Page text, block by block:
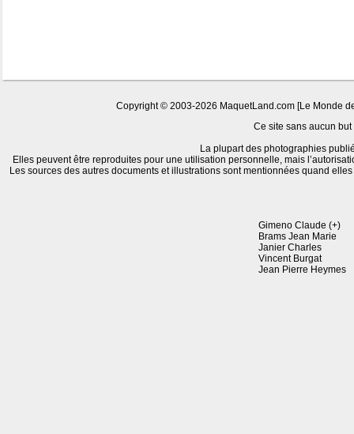
Copyright © 2003-2026 MaquetLand.com [Le Monde
Ce site sans aucun
La plupart des photographies
Elles peuvent être reproduites pour une utilisation personnelle, mais
Les sources des autres documents et illustrations sont mentionnées quand
Gimeno Claude (+)
Brams Jean Marie
Janier Charles
Vincent Burgat
Jean Pierre Heymes